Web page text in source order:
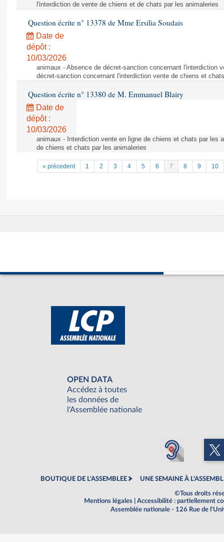
l'interdiction de vente de chiens et de chats par les animaleries
Question écrite n° 13378 de Mme Ersilia Soudais
Date de
dépôt :
10/03/2026
animaux - Absence de décret-sanction concernant l'interdiction
décret-sanction concernant l'interdiction vente de chiens et chats
Question écrite n° 13380 de M. Emmanuel Blairy
Date de
dépôt :
10/03/2026
animaux - Interdiction vente en ligne de chiens et chats par les
de chiens et chats par les animaleries
« précedent 1 2 3 4 5 6 7 8 9 10
OPEN DATA
Accédez à toutes
les données de
l'Assemblée nationale
BOUTIQUE DE L'ASSEMBLEE UNE SEMAINE À
©Tous droits
Mentions légales
Accessibilité : partiellement
Assemblée nationale - 126 Rue de